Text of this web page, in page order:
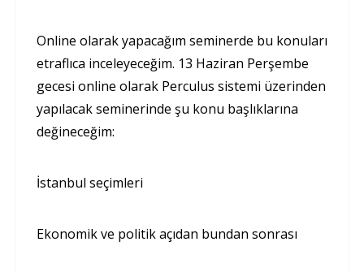
Online olarak yapacağım seminerde bu konuları
etraflıca inceleyeceğim. 13 Haziran Perşembe
gecesi online olarak Perculus sistemi üzerinden
yapılacak seminerinde şu konu başlıklarına
değineceğim:
İstanbul seçimleri
Ekonomik ve politik açıdan bundan sonrası